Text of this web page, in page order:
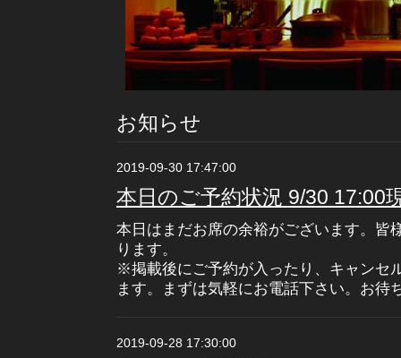
お知らせ
2019-09-30 17:47:00
本日のご予約状況 9/30 17:00
本日はまだお席の余裕がございます。皆
ります。
※掲載後にご予約が入ったり、キャンセ
ます。まずは気軽にお電話下さい。お待
2019-09-28 17:30:00